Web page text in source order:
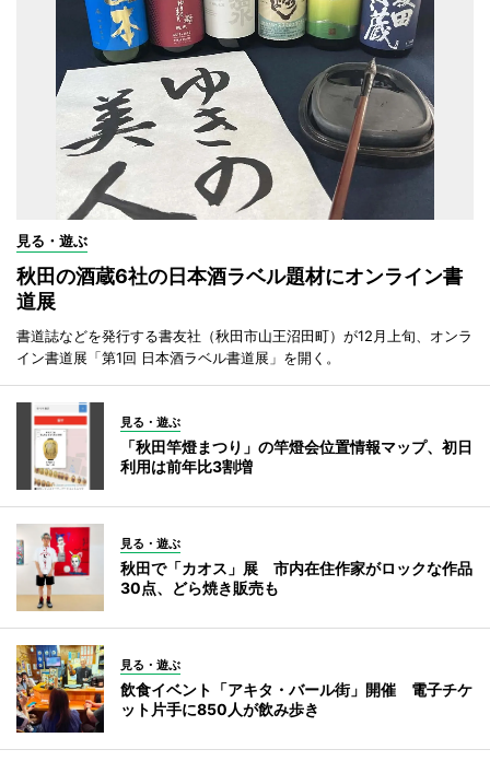
見る・遊ぶ
秋田の酒蔵6社の日本酒ラベル題材にオンライン書
道展
書道誌などを発行する書友社（秋田市山王沼田町）が12月上旬、オンラ
イン書道展「第1回 日本酒ラベル書道展」を開く。
見る・遊ぶ
「秋田竿燈まつり」の竿燈会位置情報マップ、初日
利用は前年比3割増
見る・遊ぶ
秋田で「カオス」展 市内在住作家がロックな作品
30点、どら焼き販売も
見る・遊ぶ
飲食イベント「アキタ・バール街」開催 電子チケ
ット片手に850人が飲み歩き